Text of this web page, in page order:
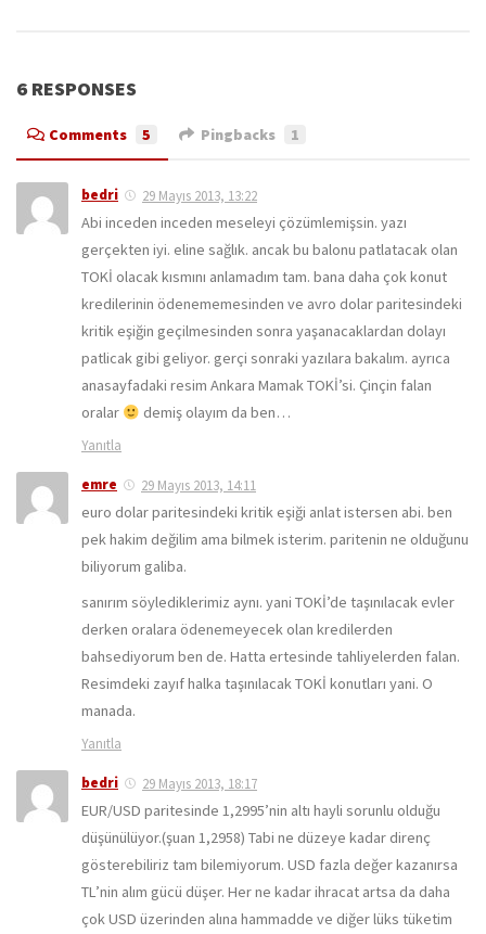
6 RESPONSES
Comments 5 Pingbacks 1
bedri 29 Mayıs 2013, 13:22
Abi inceden inceden meseleyi çözümlemişsin. yazı
gerçekten iyi. eline sağlık. ancak bu balonu patlatacak olan
TOKİ olacak kısmını anlamadım tam. bana daha çok konut
kredilerinin ödenememesinden ve avro dolar paritesindeki
kritik eşiğin geçilmesinden sonra yaşanacaklardan dolayı
patlicak gibi geliyor. gerçi sonraki yazılara bakalım. ayrıca
anasayfadaki resim Ankara Mamak TOKİ’si. Çinçin falan
oralar
demiş olayım da ben…
Yanıtla
emre 29 Mayıs 2013, 14:11
euro dolar paritesindeki kritik eşiği anlat istersen abi. ben
pek hakim değilim ama bilmek isterim. paritenin ne olduğunu
biliyorum galiba.
sanırım söylediklerimiz aynı. yani TOKİ’de taşınılacak evler
derken oralara ödenemeyecek olan kredilerden
bahsediyorum ben de. Hatta ertesinde tahliyelerden falan.
Resimdeki zayıf halka taşınılacak TOKİ konutları yani. O
manada.
Yanıtla
bedri 29 Mayıs 2013, 18:17
EUR/USD paritesinde 1,2995’nin altı hayli sorunlu olduğu
düşünülüyor.(şuan 1,2958) Tabi ne düzeye kadar direnç
gösterebiliriz tam bilemiyorum. USD fazla değer kazanırsa
TL’nin alım gücü düşer. Her ne kadar ihracat artsa da daha
çok USD üzerinden alına hammadde ve diğer lüks tüketim